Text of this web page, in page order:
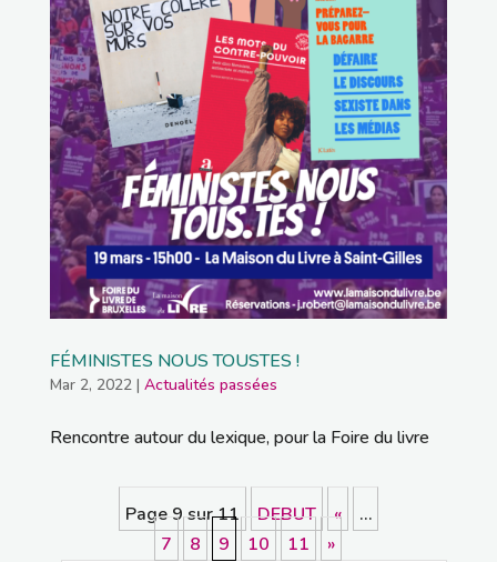
FÉMINISTES NOUS TOUSTES !
Mar 2, 2022| Actualités passées
Rencontre autour du lexique, pour la Foire du livre
Page 9 sur 11 DEBUT «
…
7
8 9 10 11 »